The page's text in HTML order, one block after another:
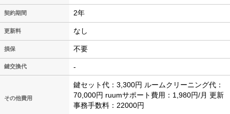
契約期間 2年
更新料 なし
損保 不要
鍵交換代 -
その他費用
鍵セット代：3,300円 ルームクリーニング代：
70,000円 ruumサポート費用：1,980円/月 更新
事務手数料：22000円